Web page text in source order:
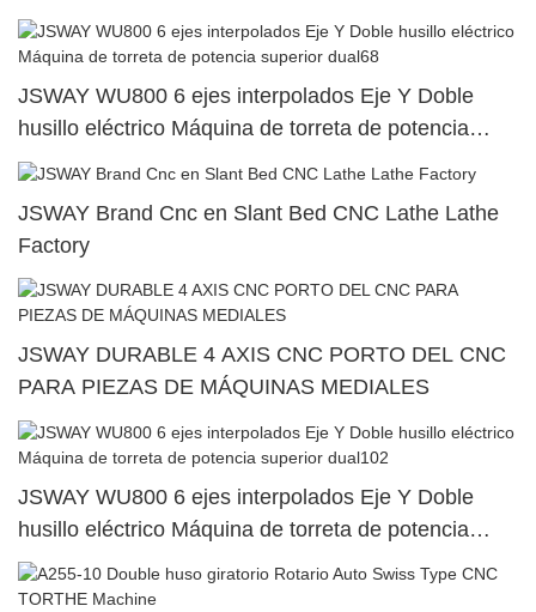
JSWAY WU800 6 ejes interpolados Eje Y Doble
husillo eléctrico Máquina de torreta de potencia
superior dual68
JSWAY Brand Cnc en Slant Bed CNC Lathe Lathe
Factory
JSWAY DURABLE 4 AXIS CNC PORTO DEL CNC
PARA PIEZAS DE MÁQUINAS MEDIALES
JSWAY WU800 6 ejes interpolados Eje Y Doble
husillo eléctrico Máquina de torreta de potencia
superior dual102